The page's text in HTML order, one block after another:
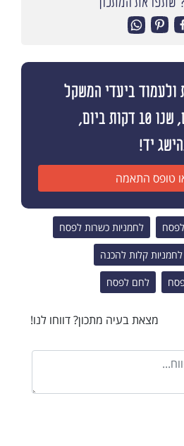
ולעמוד ביעדי המשקל
שלכם תוך 10 ימים, שנו 10 דקות ביום,
יד!
טופס התאמה
לחמניות כשרות לפסח
לחמניות קלות להכנה
לחם לפסח
מצאת בעיה מתכון? דווחו לנו!